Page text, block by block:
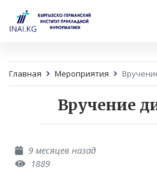
Главная Мероприятия
Вручение
9 месяцев назад
1889